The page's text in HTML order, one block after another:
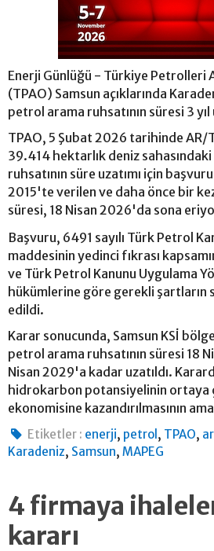
Enerji Günlüğü - Türkiye Petrolleri
(TPAO) Samsun açıklarında
petrol arama ruhsatının süresi 3 yıl
TPAO, 5 Şubat 2026 tarihinde
39.414 hektarlık deniz
ruhsatının süre uzatımı için
2015'te verilen ve daha önce bir
süresi, 18 Nisan 2026'da sona
Başvuru, 6491 sayılı Türk Petrol
maddesinin yedinci fıkrası
ve Türk Petrol Kanunu Uygulama
hükümlerine göre gerekli şartların
edildi.
Karar sonucunda, Samsun KSİ
petrol arama ruhsatının süresi 18
Nisan 2029'a kadar uzatıldı.
hidrokarbon potansiyelinin ortaya
ekonomisine kazandırılmasının
Etiketler : enerji, petrol , TPAO,
Karadeniz, Samsun, MAPEG
4 firmaya
kararı